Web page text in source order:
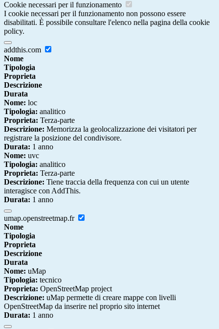
Cookie necessari per il funzionamento
I cookie necessari per il funzionamento non possono essere
disabilitati. È possibile consultare l'elenco nella pagina della cookie
policy.
addthis.com
Nome
Tipologia
Proprieta
Descrizione
Durata
Nome: loc
Tipologia: analitico
Proprieta: Terza-parte
Descrizione: Memorizza la geolocalizzazione dei visitatori per
registrare la posizione del condivisore.
Durata: 1 anno
Nome: uvc
Tipologia: analitico
Proprieta: Terza-parte
Descrizione: Tiene traccia della frequenza con cui un utente
interagisce con AddThis.
Durata: 1 anno
umap.openstreetmap.fr
Nome
Tipologia
Proprieta
Descrizione
Durata
Nome: uMap
Tipologia: tecnico
Proprieta: OpenStreetMap project
Descrizione: uMap permette di creare mappe con livelli
OpenStreetMap da inserire nel proprio sito internet
Durata: 1 anno